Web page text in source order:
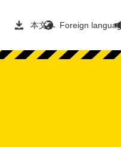
本文へ Foreign